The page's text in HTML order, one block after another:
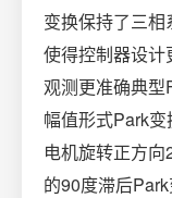
变换保持了三
使得控制器设
观测更准确典
幅值形式Park
电机旋转正方
的90度滞后